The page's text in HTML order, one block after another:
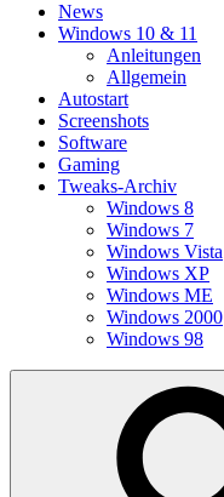
News
Windows 10 & 11
Anleitungen
Allgemein
Autostart
Screenshots
Software
Gaming
Tweaks-Archiv
Windows 8
Windows 7
Windows Vista
Windows XP
Windows ME
Windows 2000
Windows 98